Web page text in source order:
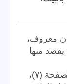
معروف،
منها
(٢) كذا في الأصل، والطبعة الميمنية الصفحة (٧)،